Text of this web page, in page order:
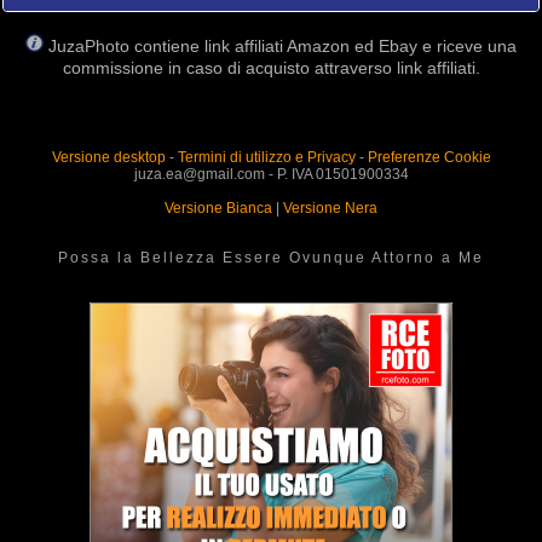
JuzaPhoto contiene link affiliati Amazon ed Ebay e riceve una
commissione in caso di acquisto attraverso link affiliati.
Versione desktop- Termini di utilizzo e Privacy- Preferenze Cookie
juza.ea@gmail.com - P. IVA 01501900334
Versione Bianca | Versione Nera
Possa la Bellezza Essere Ovunque Attorno a Me